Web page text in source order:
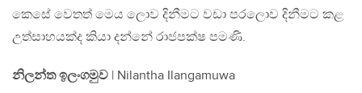
කෙසේ වෙතත් මෙය ලොව දිනීමට වඩා පරලොව දිනීමට කළ
උත්සාහයක්ද කියා දන්නේ රාජපක්ෂ පමණි.
නිලන්ත ඉලංගමුව | Nilantha Ilangamuwa